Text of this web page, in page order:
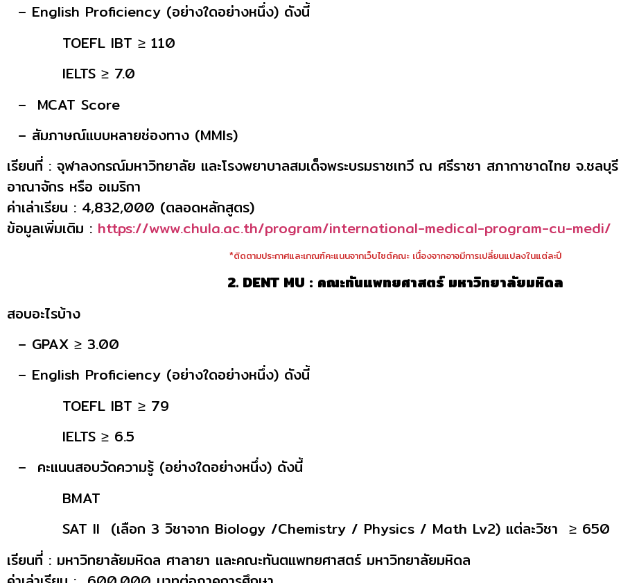
– English Proficiency (อย่างใดอย่างหนึ่ง) ดังนี้
TOEFL IBT ≥ 110
IELTS ≥ 7.0
– MCAT Score
– สัมภาษณ์แบบหลายช่องทาง (MMIs)
เรียนที่ : จุฬาลงกรณ์มหาวิทยาลัย และโรงพยาบาลสมเด็จพระบรมราชเทวี ณ ศรีราชา สภากาชาดไทย จ.ชลบุ
อาณาจักร หรือ อเมริกา
ค่าเล่าเรียน : 4,832,000 (ตลอดหลักสูตร)
ข้อมูลเพิ่มเติม : https://www.chula.ac.th/program/international-medical-program-cu-medi/
*ติดตามประกาศและเกณฑ์คะแนนจากเว็บไซต์คณะ เนื่องจากอาจมีการเปลี่ยนแปลงในแต่ละปี
2. DENT MU : คณะทันแพทยศาสตร์ มหาวิทยาลัยมหิดล
สอบอะไรบ้าง
– GPAX ≥ 3.00
– English Proficiency (อย่างใดอย่างหนึ่ง) ดังนี้
TOEFL IBT ≥ 79
IELTS ≥ 6.5
– คะแนนสอบวัดความรู้ (อย่างใดอย่างหนึ่ง) ดังนี้
BMAT
SAT II (เลือก 3 วิชาจาก Biology /Chemistry / Physics / Math Lv2) แต่ละวิชา ≥ 650
เรียนที่ : มหาวิทยาลัยมหิดล ศาลายา และคณะทันตแพทยศาสตร์ มหาวิทยาลัยมหิดล